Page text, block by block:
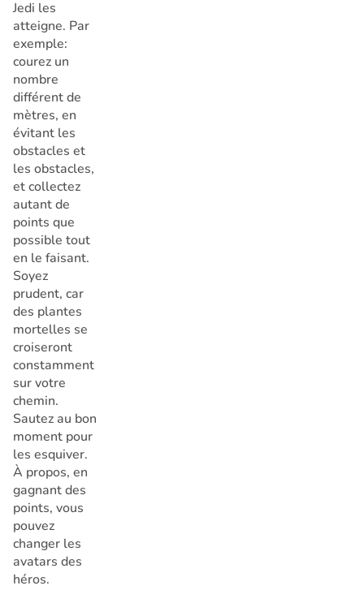
Jedi les
atteigne. Par
exemple:
courez un
nombre
différent de
mètres, en
évitant les
obstacles et
les obstacles,
et collectez
autant de
points que
possible tout
en le faisant.
Soyez
prudent, car
des plantes
mortelles se
croiseront
constamment
sur votre
chemin.
Sautez au bon
moment pour
les esquiver.
À propos, en
gagnant des
points, vous
pouvez
changer les
avatars des
héros.